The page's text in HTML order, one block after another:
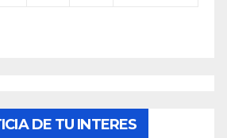
DE TU INTERES